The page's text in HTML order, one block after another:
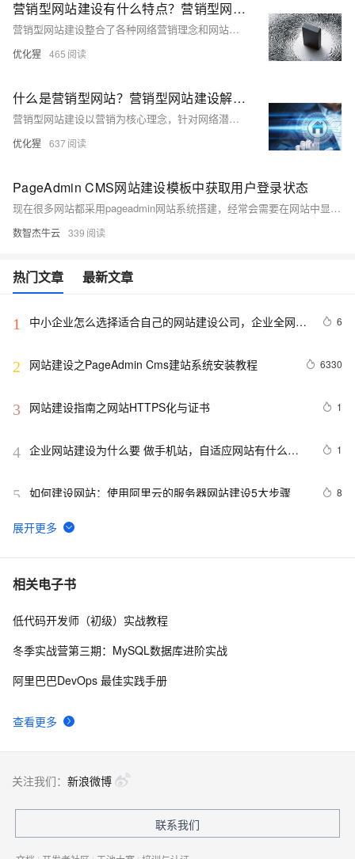
营销型网站建设有什么特点？营销型网站有什么好处
营销型网站建设整合了各种网络营销理念和网站运营管理方法，网站更加专业，提高了网站的品牌形象，并全面展示企业公信力，提高企业的诚信度，采用符合搜索引擎的技术标准，让企业网站具有获客能力。除此之外，营销型网站建设还有其他特点与好处，接下来和小编一起来看看吧。
优化猩 465
什么是营销型网站？营销型网站建设解决方案
营销型网站建设以营销为核心理念，针对网络潜在目标客户群体的习惯以及需求思维，站在潜在客户的角度在网站首页排布潜在客户感兴趣的内容。营销型网站建设的解决方案对于用户需求及营销目的是必须要达到的，接下来小编为你详细分享什么是营销型网站建设以及实用的解决方案，一起来看看吧。
优化猩 637
PageAdmin CMS网站建设模板中获取用户登录状态
现在很多网站都采用pageadmin网站系统搭建，经常会需要在网站中显示用户是否登录这些状态信息，其实很简单，直接通过官方提供的api就可以获取到登录状态。
数智杰牛云 339
热门文章 最新文章
1
中小企业怎么选择适合自己的网站建设公司，企业全网营
6
2 网站建设之PageAdmin Cms建站系统安装教程 6330
3 网站建设指南之网站HTTPS化与证书 1
4 企业网站建设为什么要 做手机站，自适应网站有什么优
1
5 如何建设网站：使用阿里云的服务器网站建设5大步骤 8
6 ECSHOP商城网站建设之自定义调用广告方法(二)
7 外贸网站建设从何做起？英文外贸网站建设的具体流程
8 阿里云——网站建设：部署与发布（知识点）
相关电子书
查看更多
低代码开发师（初级）实战教程
冬季实战营第三期：MySQL数据库进阶实战
阿里巴巴DevOps 最佳实践手册
关注我们： 新浪微博
联系我们